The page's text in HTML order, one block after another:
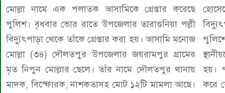
মোল্লা নামে এক পলাতক আসামিকে গ্রেপ্তার করেছে
পুলিশ। বৃধবার ভোর রাতে উপজেলার তারাগুনিয়া পল্লী
বিদ্যুৎপাড়া থেকে তাঁকে গ্রেপ্তার করা হয়। আসামি মনোজ
মোল্লা (৩৪) দৌলতপুর উপজেলার জয়রামপুর গ্রামের
মৃত নিপুন মোল্লার ছেলে। তাঁর নামে দৌলতপুর থানায়
মাদক, বিস্ফোরক, নাশকতাসহ মোট ১২টি মামলা আছে।
হয়।
করে